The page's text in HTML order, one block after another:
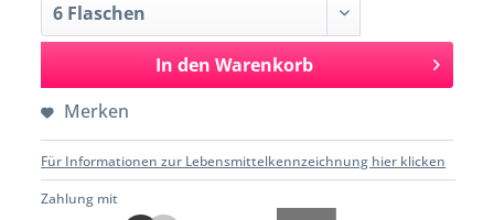
In den Warenkorb
Merken
Für Informationen zur Lebensmittelkennzeichnung hier klicken
Zahlung mit